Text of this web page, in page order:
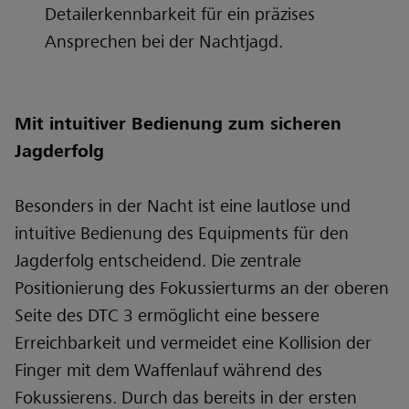
Detailerkennbarkeit für ein präzises
Ansprechen bei der Nachtjagd.
Mit intuitiver Bedienung zum sicheren
Jagderfolg
Besonders in der Nacht ist eine lautlose und
intuitive Bedienung des Equipments für den
Jagderfolg entscheidend. Die zentrale
Positionierung des Fokussierturms an der oberen
Seite des DTC 3 ermöglicht eine bessere
Erreichbarkeit und vermeidet eine Kollision der
Finger mit dem Waffenlauf während des
Fokussierens. Durch das bereits in der ersten